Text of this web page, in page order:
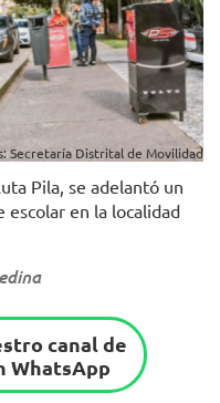
Secretaría Distrital de Movilidad
Pila, se adelantó un
en la localidad
canal de
WhatsApp